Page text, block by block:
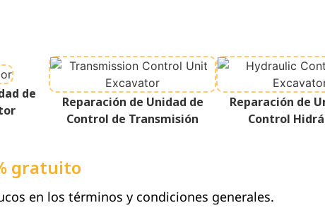
de
Reparación de Unidad de
Control de Transmisión
Reparación de
Control
gratuito
en los términos y condiciones generales.